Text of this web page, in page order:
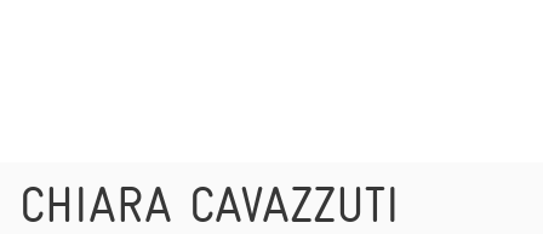
CHIARA CAVAZZUTI